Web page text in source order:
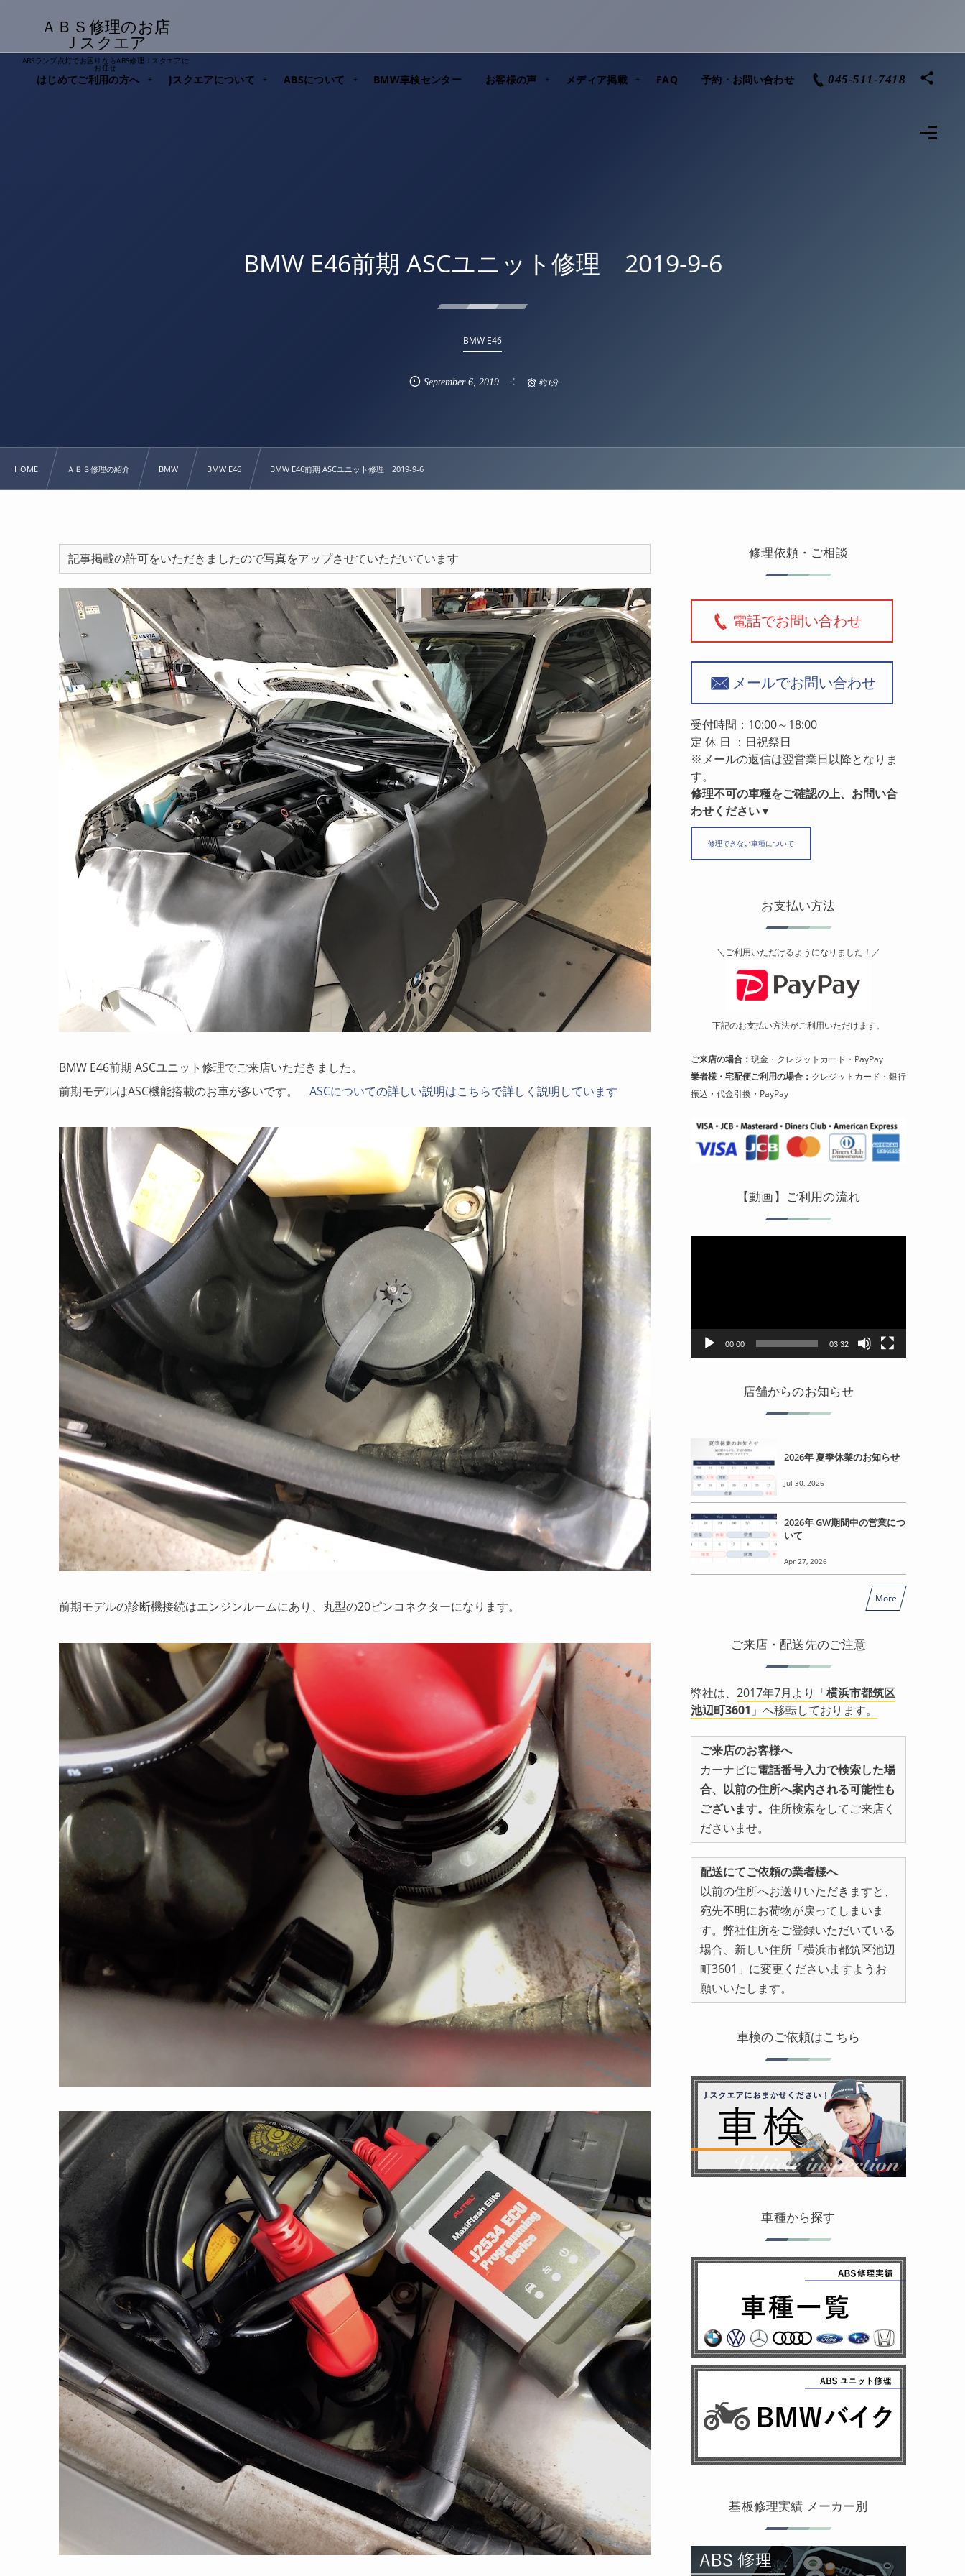
ＡＢＳ修理のお店
Ｊスクエア
ABSランプ点灯でお困りならABS修理Ｊスクエアに
お任せ
はじめてご利用の方へ Jスクエアについて ABSについて BMW車検センター お客様の声 メディア掲載 FAQ 予約・お問い合わせ 045-511-7418
BMW E46前期 ASCユニット修理 2019-9-6
BMW E46
September 6, 2019 約3分
HOME ＡＢＳ修理の紹介 BMW BMW E46 BMW E46前期 ASCユニット修理 2019-9-6
記事掲載の許可をいただきましたので写真をアップさせていただいています
BMW E46前期 ASCユニット修理でご来店いただきました。
前期モデルはASC機能搭載のお車が多いです。 ASCについての詳しい説明はこちらで詳しく説明しています
前期モデルの診断機接続はエンジンルームにあり、丸型の20ピンコネクターになります。
修理依頼・ご相談
電話でお問い合わせ
メールでお問い合わせ
受付時間：10:00～18:00
定 休 日 ：日祝祭日
※メールの返信は翌営業日以降となりま
す。
修理不可の車種をご確認の上、お問い合
わせください▼
修理できない車種について
お支払い方法
＼ご利用いただけるようになりました！／
下記のお支払い方法がご利用いただけます。
ご来店の場合： 現金・クレジットカード・PayPay
業者様・宅配便ご利用の場合： クレジットカード・銀行
振込・代金引換・PayPay
【動画】ご利用の流れ
00:00 03:32
店舗からのお知らせ
2026年 夏季休業のお知らせ
Jul 30, 2026
2026年 GW期間中の営業につ
いて
Apr 27, 2026
More
ご来店・配送先のご注意
弊社は、 2017年7月より「横浜市都筑区
池辺町3601 」へ移転しております。
ご来店のお客様へ
カーナビに電話番号入力で検索した場
合、以前の住所へ案内される可能性も
ございます。 住所検索をしてご来店く
ださいませ。
配送にてご依頼の業者様へ
以前の住所へお送りいただきますと、
宛先不明にお荷物が戻ってしまいま
す。弊社住所をご登録いただいている
場合、新しい住所「横浜市都筑区池辺
町3601」に変更くださいますようお
願いいたします。
車検のご依頼はこちら
車種から探す
基板修理実績 メーカー別